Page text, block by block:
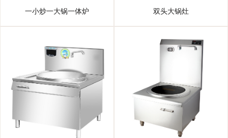
一小炒一大锅一体炉 双头大锅灶